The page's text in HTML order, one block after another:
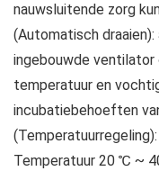
nauwsluitende zorg
(Automatisch
ingebouwde
temperatuur en
incubatiebehoeften
Temperatuur 20 ℃ ~